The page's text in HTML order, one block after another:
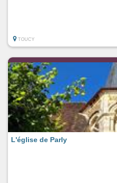
TOUCY
L'église de Parly